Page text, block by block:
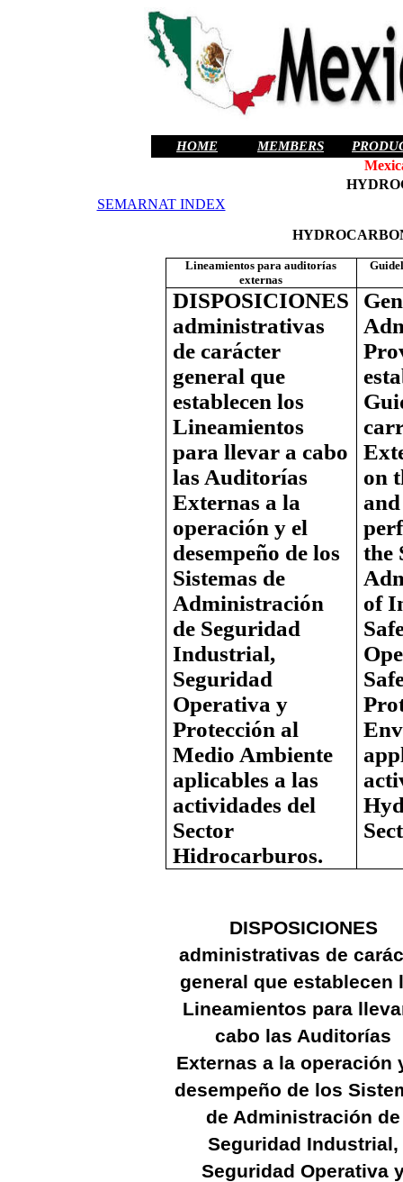
HOME MEMBERS
SEMARNAT INDEX
Lineamientos para auditorías
externas
DISPOSICIONES
administrativas
de carácter
general que
establecen los
Lineamientos
para llevar a cabo
las Auditorías
Externas a la
operación y el
desempeño de los
Sistemas de
Administración
de Seguridad
Industrial,
Seguridad
Operativa y
Protección al
Medio Ambiente
aplicables a las
actividades del
Sector
Hidrocarburos.
on
and
the
of
DISPOSICIONES
administrativas de
general que establecen
Lineamientos para
cabo las Auditorías
Externas a la operación
desempeño de los
de Administración de
Seguridad Industrial,
Seguridad Operativa